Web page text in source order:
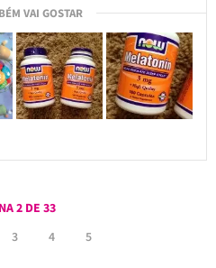
VAI GOSTAR
2 DE 33
3 4 5